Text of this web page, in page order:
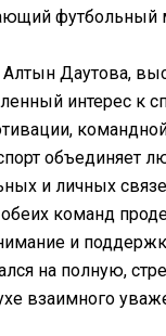
футбольный
Даутова,
интерес к
объединяет
и личных
команд
и
на полную,
взаимного